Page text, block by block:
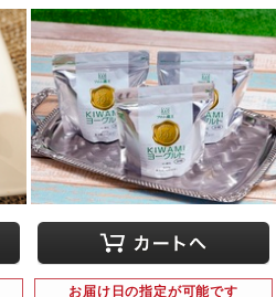
お届け日の指定が可能です